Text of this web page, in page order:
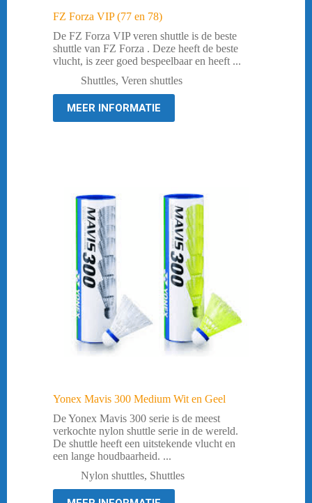
FZ Forza VIP (77 en 78)
De FZ Forza VIP veren shuttle is de beste
shuttle van FZ Forza . Deze heeft de beste
vlucht, is zeer goed bespeelbaar en heeft ...
Shuttles, Veren shuttles
MEER INFORMATIE
Yonex Mavis 300 Medium Wit en Geel
De Yonex Mavis 300 serie is de meest
verkochte nylon shuttle serie in de wereld.
De shuttle heeft een uitstekende vlucht en
een lange houdbaarheid. ...
Nylon shuttles, Shuttles